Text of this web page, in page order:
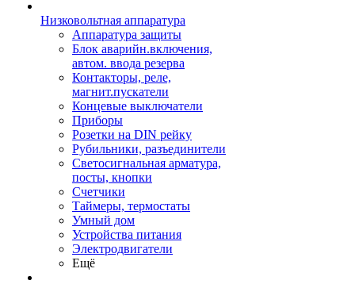
Низковольтная аппаратура
Аппаратура защиты
Блок аварийн.включения,
автом. ввода резерва
Контакторы, реле,
магнит.пускатели
Концевые выключатели
Приборы
Розетки на DIN рейку
Рубильники, разъединители
Светосигнальная арматура,
посты, кнопки
Счетчики
Таймеры, термостаты
Умный дом
Устройства питания
Электродвигатели
Ещё